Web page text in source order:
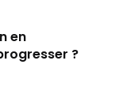
en
?